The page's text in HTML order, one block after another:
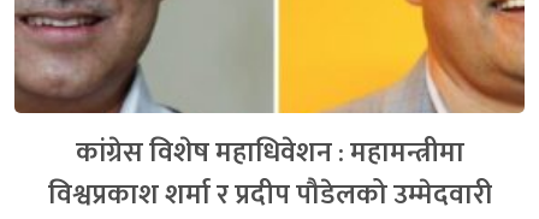
कांग्रेस विशेष महाधिवेशन : महामन्त्रीमा
विश्वप्रकाश शर्मा र प्रदीप पौडेलको उम्मेदवारी